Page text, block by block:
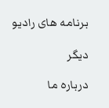
برنامه های رادیو
دیگر
درباره ما